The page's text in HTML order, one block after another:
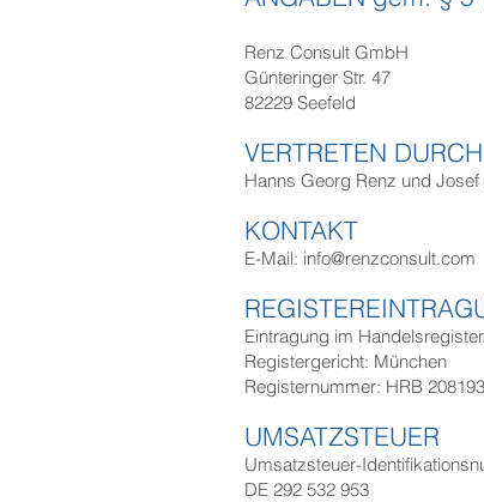
Renz Consult GmbH
Günteringer Str. 47
82229 Seefeld
VERTRETEN DURCH
Hanns Georg Renz und Josef
KONTAKT
E-Mail: info@renzconsult.com
Eintragung im Handelsregister.
Registergericht: München
Registernummer: HRB 208193
UMSATZSTEUER
Umsatzsteuer-
DE 292 532 953